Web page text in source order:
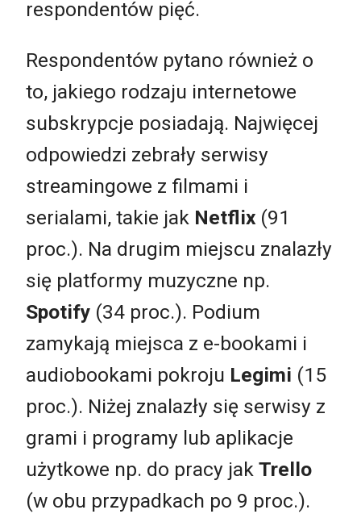
respondentów pięć.
Respondentów pytano również o
to, jakiego rodzaju internetowe
subskrypcje posiadają. Najwięcej
odpowiedzi zebrały serwisy
streamingowe z filmami i
serialami, takie jak Netflix (91
proc.). Na drugim miejscu znalazły
się platformy muzyczne np.
Spotify (34 proc.). Podium
zamykają miejsca z e-bookami i
audiobookami pokroju Legimi (15
proc.). Niżej znalazły się serwisy z
grami i programy lub aplikacje
użytkowe np. do pracy jak Trello
(w obu przypadkach po 9 proc.).